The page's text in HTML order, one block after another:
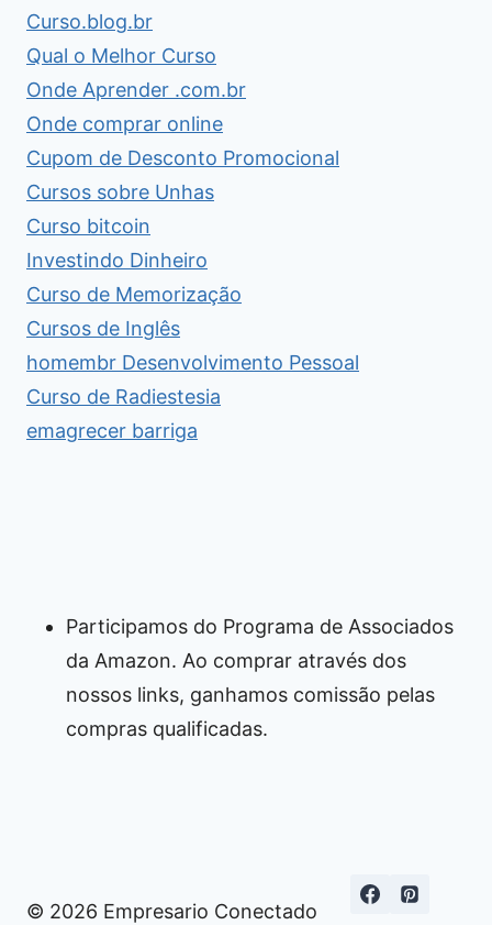
Curso.blog.br
Qual o Melhor Curso
Onde Aprender .com.br
Onde comprar online
Cupom de Desconto Promocional
Cursos sobre Unhas
Curso bitcoin
Investindo Dinheiro
Curso de Memorização
Cursos de Inglês
homembr Desenvolvimento Pessoal
Curso de Radiestesia
emagrecer barriga
Participamos do Programa de Associados
da Amazon. Ao comprar através dos
nossos links, ganhamos comissão pelas
compras qualificadas.
© 2026 Empresario Conectado